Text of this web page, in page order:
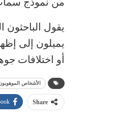
يقول
يميلون إلى
أو اختلافات
الأشخاص
Share